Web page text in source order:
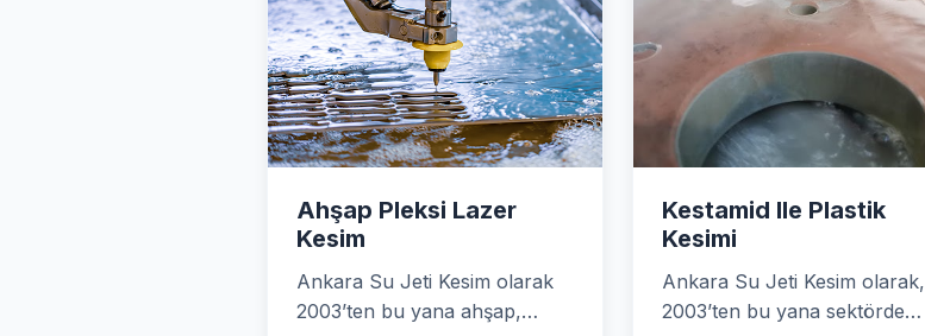
Ahşap Pleksi Lazer
Kesim
Ankara Su Jeti Kesim olarak
2003’ten bu yana ahşap,
Kestamid Ile Plastik
Kesimi
Ankara Su Jeti Kesim olarak,
2003’ten bu yana sektörde